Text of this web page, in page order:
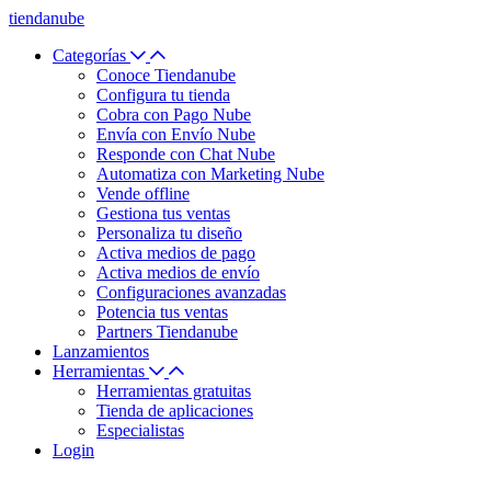
tiendanube
Categorías
Conoce Tiendanube
Configura tu tienda
Cobra con Pago Nube
Envía con Envío Nube
Responde con Chat Nube
Automatiza con Marketing Nube
Vende offline
Gestiona tus ventas
Personaliza tu diseño
Activa medios de pago
Activa medios de envío
Configuraciones avanzadas
Potencia tus ventas
Partners Tiendanube
Lanzamientos
Herramientas
Herramientas gratuitas
Tienda de aplicaciones
Especialistas
Login